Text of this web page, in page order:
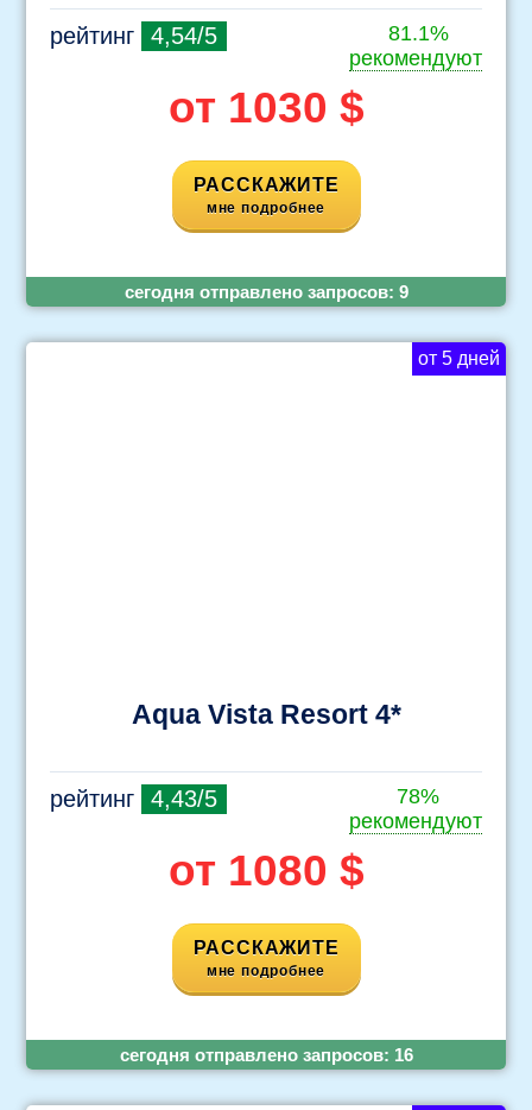
рейтинг 4,54/5
81.1%
рекомендуют
от 1030 $
РАССКАЖИТЕ
мне подробнее
cегодня отправлено запросов: 9
от 5 дней
Aqua Vista Resort 4*
рейтинг 4,43/5
78%
рекомендуют
от 1080 $
РАССКАЖИТЕ
мне подробнее
cегодня отправлено запросов: 16